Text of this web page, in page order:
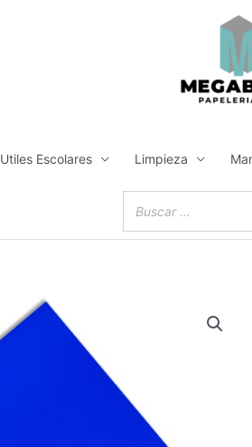
Utiles Escolares Limpieza